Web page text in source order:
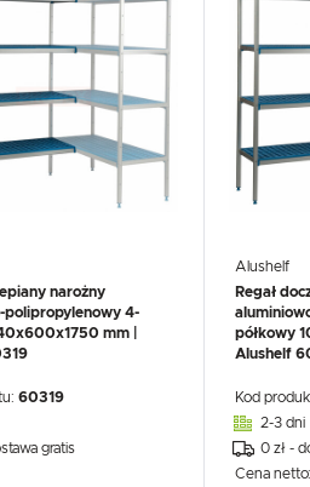
narożny
polipropylenowy 4-
mm |
60319
gratis
Alushelf
Regał
półkowy
Alushelf
Kod
2-3 dni
0 zł -
Cena netto: